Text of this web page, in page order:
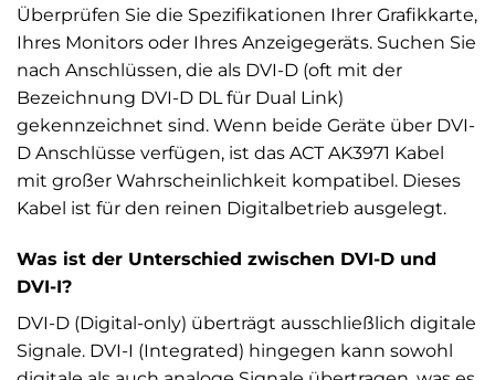
Überprüfen Sie die Spezifikationen Ihrer Grafikkarte,
Ihres Monitors oder Ihres Anzeigegeräts. Suchen Sie
nach Anschlüssen, die als DVI-D (oft mit der
Bezeichnung DVI-D DL für Dual Link)
gekennzeichnet sind. Wenn beide Geräte über DVI-
D Anschlüsse verfügen, ist das ACT AK3971 Kabel
mit großer Wahrscheinlichkeit kompatibel. Dieses
Kabel ist für den reinen Digitalbetrieb ausgelegt.
Was ist der Unterschied zwischen DVI-D und
DVI-I?
DVI-D (Digital-only) überträgt ausschließlich digitale
Signale. DVI-I (Integrated) hingegen kann sowohl